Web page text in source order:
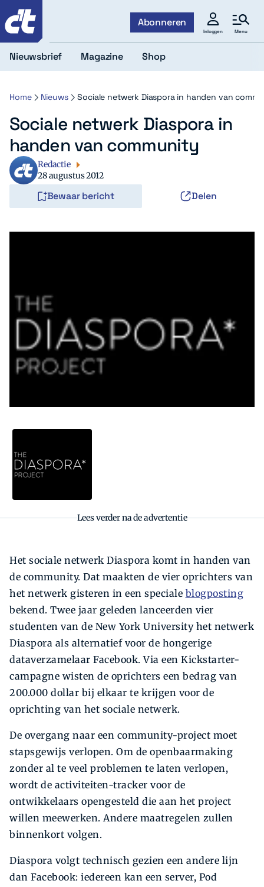
Abonneren
Inloggen Menu
Zoeken
Nieuwsbrief Magazine Shop
Home Nieuws Sociale netwerk Diaspora in handen van
Sociale netwerk Diaspora in
handen van community
Redactie
28 augustus 2012
Bewaar bericht Delen
Lees verder na de advertentie
Het sociale netwerk Diaspora komt in handen van
de community. Dat maakten de vier oprichters van
het netwerk gisteren in een speciale blogposting
bekend. Twee jaar geleden lanceerden vier
studenten van de New York University het netwerk
Diaspora als alternatief voor de hongerige
dataverzamelaar Facebook. Via een Kickstarter-
campagne wisten de oprichters een bedrag van
200.000 dollar bij elkaar te krijgen voor de
oprichting van het sociale netwerk.
De overgang naar een community-project moet
stapsgewijs verlopen. Om de openbaarmaking
zonder al te veel problemen te laten verlopen,
wordt de activiteiten-tracker voor de
ontwikkelaars opengesteld die aan het project
willen meewerken. Andere maatregelen zullen
binnenkort volgen.
Diaspora volgt technisch gezien een andere lijn
dan Facebook: iedereen kan een server, Pod